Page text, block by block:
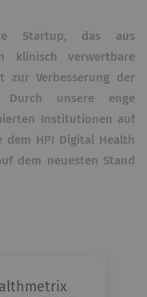
Startup, das aus
klinisch verwertbare
zur Verbesserung der
Durch unsere enge
Institutionen auf
dem HPI Digital Health
dem neuesten Stand